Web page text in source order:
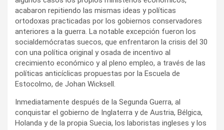
acabaron repitiendo las mismas ideas y políticas
ortodoxas practicadas por los gobiernos conservadores
anteriores a la guerra. La notable excepción fueron los
socialdemócratas suecos, que enfrentaron la crisis del 30
con una política original y osada de incentivo al
crecimiento económico y al pleno empleo, a través de las
políticas anticíclicas propuestas por la Escuela de
Estocolmo, de Johan Wicksell.
Inmediatamente después de la Segunda Guerra, al
conquistar el gobierno de Inglaterra y de Austria, Bélgica,
Holanda y de la propia Suecia, los laboristas ingleses y los